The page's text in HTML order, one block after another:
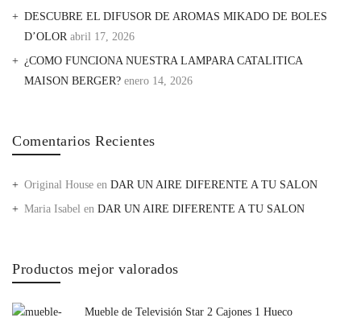
DESCUBRE EL DIFUSOR DE AROMAS MIKADO DE BOLES
D’OLOR abril 17, 2026
¿COMO FUNCIONA NUESTRA LAMPARA CATALITICA
MAISON BERGER? enero 14, 2026
Comentarios Recientes
Original House en DAR UN AIRE DIFERENTE A TU SALON
Maria Isabel en DAR UN AIRE DIFERENTE A TU SALON
Productos mejor valorados
Mueble de Televisión Star 2 Cajones 1 Hueco